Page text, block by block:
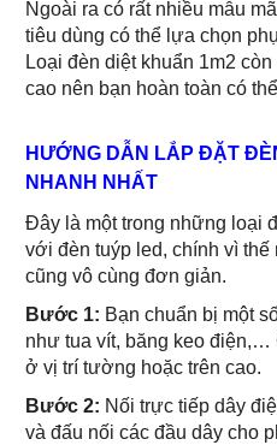
Ngoài ra có rất nhiều mẫu
tiêu dùng có thể lựa chọn
Loại đèn diệt khuẩn 1m2
cao nên bạn hoàn toàn có
HƯỚNG DẪN LẮP ĐẶT
NHANH NHẤT
Đây là một trong những loại
với đèn tuýp led, chính vì thế
cũng vô cùng đơn giản.
Bước 1: Bạn chuẩn bị một
như tua vít, băng keo điện,…
ở vị trí tường hoặc trên cao.
Bước 2: Nối trực tiếp dây
và đấu nối các đầu dây cho